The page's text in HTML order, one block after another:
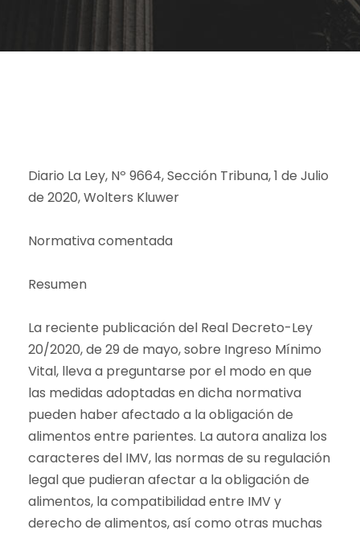
Diario La Ley, Nº 9664, Sección Tribuna, 1 de Julio
de 2020, Wolters Kluwer
Normativa comentada
Resumen
La reciente publicación del Real Decreto-Ley
20/2020, de 29 de mayo, sobre Ingreso Mínimo
Vital, lleva a preguntarse por el modo en que
las medidas adoptadas en dicha normativa
pueden haber afectado a la obligación de
alimentos entre parientes. La autora analiza los
caracteres del IMV, las normas de su regulación
legal que pudieran afectar a la obligación de
alimentos, la compatibilidad entre IMV y
derecho de alimentos, así como otras muchas